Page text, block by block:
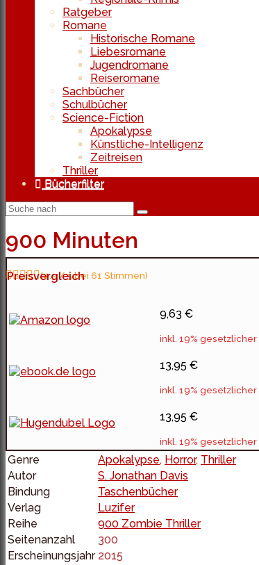
Ratgeber
Romane
Historische Romane
Liebesromane
Jugendromane
Reiseromane
Sachbücher
Schulbücher
Science-Fiction
Apokalypse
Künstliche-Intelligenz
Zeitreisen
Thriller
Bücherfilter
900 Minuten
(4.5 / 5 bei 61 Stimmen)
Preisvergleich
9,63 €
inkl. 19% gesetzlicher
13,95 €
inkl. 19% gesetzlicher
13,95 €
inkl. 19% gesetzlicher
Genre Apokalypse, Horror, Thriller
Autor
S. Jonathan Davis
Bindung
Taschenbücher
Verlag
Luzifer
Reihe
900 Zombie Thriller
Seitenanzahl
300
Erscheinungsjahr 2015